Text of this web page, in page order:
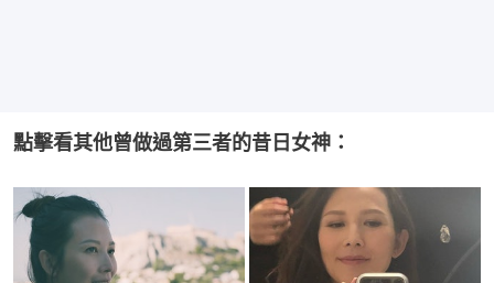
點擊看其他曾做過第三者的昔日女神：